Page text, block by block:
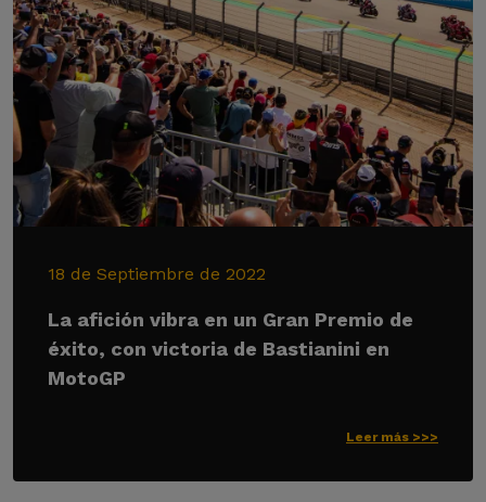
18 de Septiembre de 2022
La afición vibra en un Gran Premio de
éxito, con victoria de Bastianini en
MotoGP
Leer más >>>